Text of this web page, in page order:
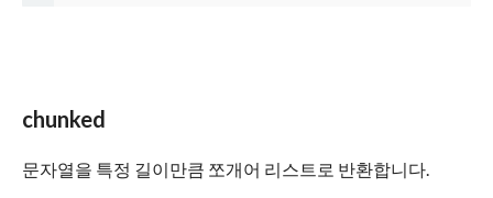
chunked
문자열을 특정 길이만큼 쪼개어 리스트로 반환합니다.